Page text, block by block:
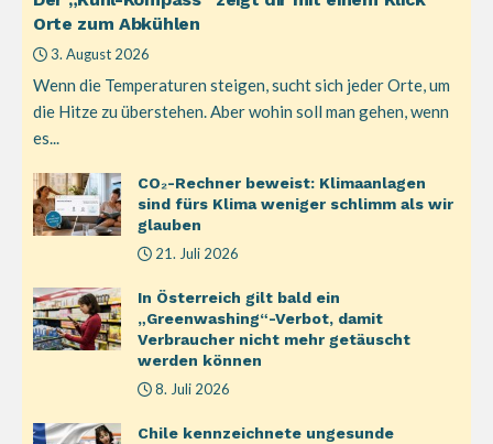
Orte zum Abkühlen
3. August 2026
Wenn die Temperaturen steigen, sucht sich jeder Orte, um
die Hitze zu überstehen. Aber wohin soll man gehen, wenn
es...
CO₂-Rechner beweist: Klimaanlagen
sind fürs Klima weniger schlimm als wir
glauben
21. Juli 2026
In Österreich gilt bald ein
„Greenwashing“-Verbot, damit
Verbraucher nicht mehr getäuscht
werden können
8. Juli 2026
Chile kennzeichnete ungesunde